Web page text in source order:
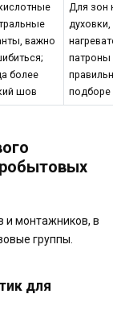
важно
более
шов
Для зон
духовки,
патроны
подборе
и монтажников, в
группы.
для